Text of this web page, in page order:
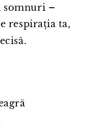
somnuri –
respirația ta,